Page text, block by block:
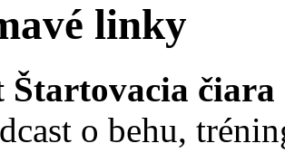
linky
Štartovacia čiara
o behu,